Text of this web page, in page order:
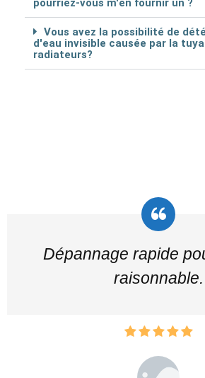
pourriez-vous m'en fournir un ?
Vous avez la possibilité de
d'eau invisible causée par la
radiateurs?
Dépannage rapide
raisonnable.